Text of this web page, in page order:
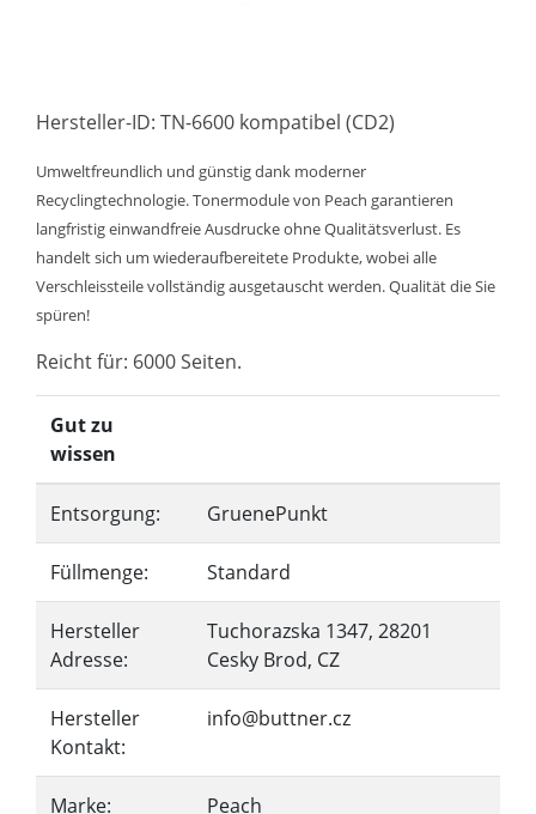
Hersteller-ID: TN-6600 kompatibel (CD2)
Umweltfreundlich und günstig dank moderner
Recyclingtechnologie. Tonermodule von Peach garantieren
langfristig einwandfreie Ausdrucke ohne Qualitätsverlust. Es
handelt sich um wiederaufbereitete Produkte, wobei alle
Verschleissteile vollständig ausgetauscht werden. Qualität die Sie
spüren!
Reicht für: 6000 Seiten.
Gut zu
wissen
Entsorgung: GruenePunkt
Füllmenge: Standard
Hersteller
Adresse:
Tuchorazska 1347, 28201
Cesky Brod, CZ
Hersteller
Kontakt:
info@buttner.cz
Marke: Peach